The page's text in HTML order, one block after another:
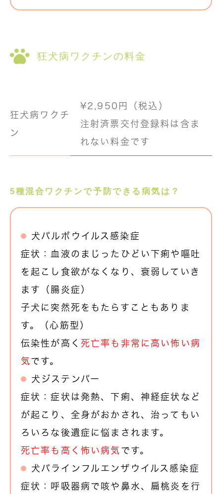
狂犬病ワクチンの料金
狂犬病ワクチ
ン
¥2,950円（税込）
注射済票交付登録料は含ま
れない料金です
5種混合ワクチンで予防できる病気は？
犬パルボウイルス感染症
症状：血液のまじったひどい下痢や嘔吐
を起こし食欲がなくなり、衰弱していき
ます（腸炎症）
子犬に突然死をもたらすこともありま
す。（心筋型）
伝染性が高く 死亡率も非常に高い怖い病
気です。
犬ジステンパー
症状：症状は発熱、下痢、神経症状など
が起こり、全身がおかされ、治ってもい
ろいろな後遺症に悩まされます。
死亡率も高く怖い病気 です。
犬パラインフルエンザウイルス感染症
症状：呼吸器病で咳や鼻水、扁桃炎を行